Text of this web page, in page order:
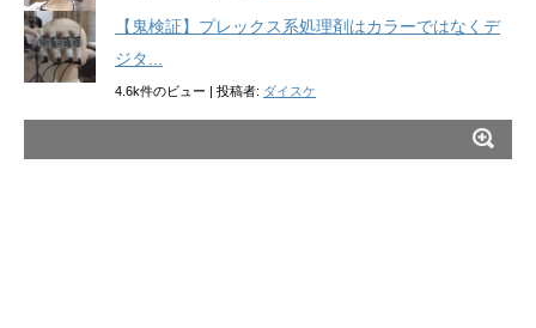
【鬼検証】プレックス系処理剤はカラーではなくデ
ジタ...
4.6k件のビュー | 投稿者: ダイスケ